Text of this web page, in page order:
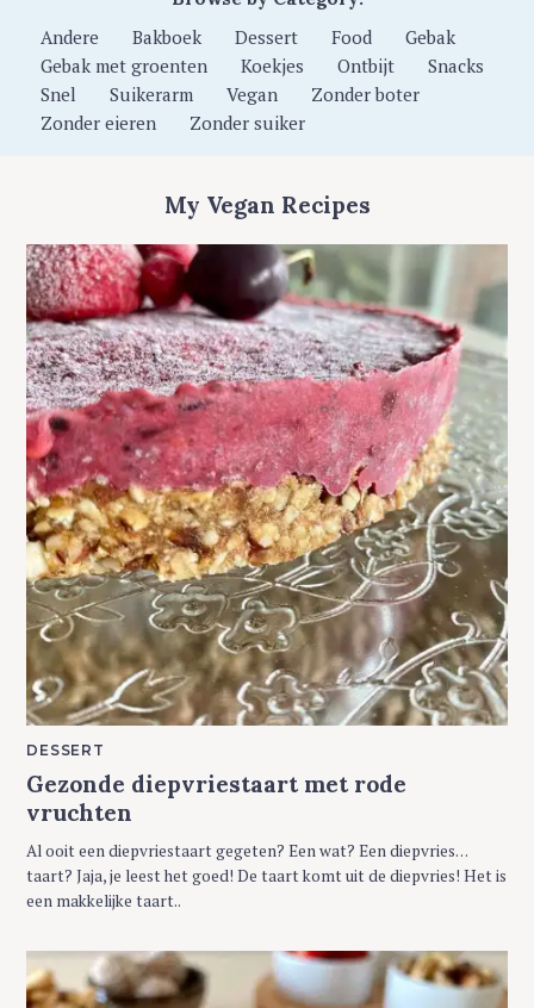
Andere Bakboek Dessert Food
Gebak
Gebak met groenten
Koekjes Ontbijt
Snacks
Snel
Suikerarm Vegan
Zonder boter
Zonder eieren
Zonder suiker
My Vegan Recipes
M
I
N
C
T
E
G
R
DESSERT
Gezonde diepvriestaart met rode
vruchten
Al ooit een diepvriestaart gegeten? Een wat? Een diepvries…
taart? Jaja, je leest het goed! De taart komt uit de diepvries! Het is
een makkelijke taart..
f
o
r
: